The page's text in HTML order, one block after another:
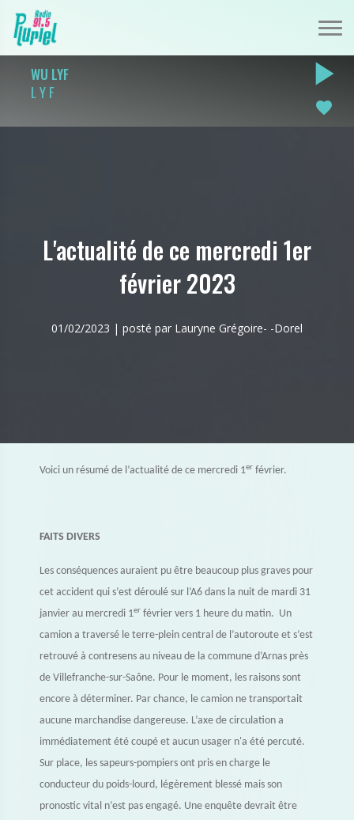
WU LYF
L Y F
play_arrow
favorite
L'actualité de ce mercredi 1er
février 2023
01/02/2023 | posté par Lauryne Grégoire- -Dorel
Voici un résumé de l’actualité de ce mercredi 1er février.
FAITS DIVERS
Les conséquences auraient pu être beaucoup plus graves pour
cet accident qui s’est déroulé sur l’A6 dans la nuit de mardi 31
janvier au mercredi 1er février vers 1 heure du matin. Un
camion a traversé le terre-plein central de l’autoroute et s’est
retrouvé à contresens au niveau de la commune d’Arnas près
de Villefranche-sur-Saône. Pour le moment, les raisons sont
encore à déterminer. Par chance, le camion ne transportait
aucune marchandise dangereuse. L’axe de circulation a
immédiatement été coupé et aucun usager n'a été percuté.
Sur place, les sapeurs-pompiers ont pris en charge le
conducteur du poids-lourd, légèrement blessé mais son
pronostic vital n’est pas engagé. Une enquête devrait être